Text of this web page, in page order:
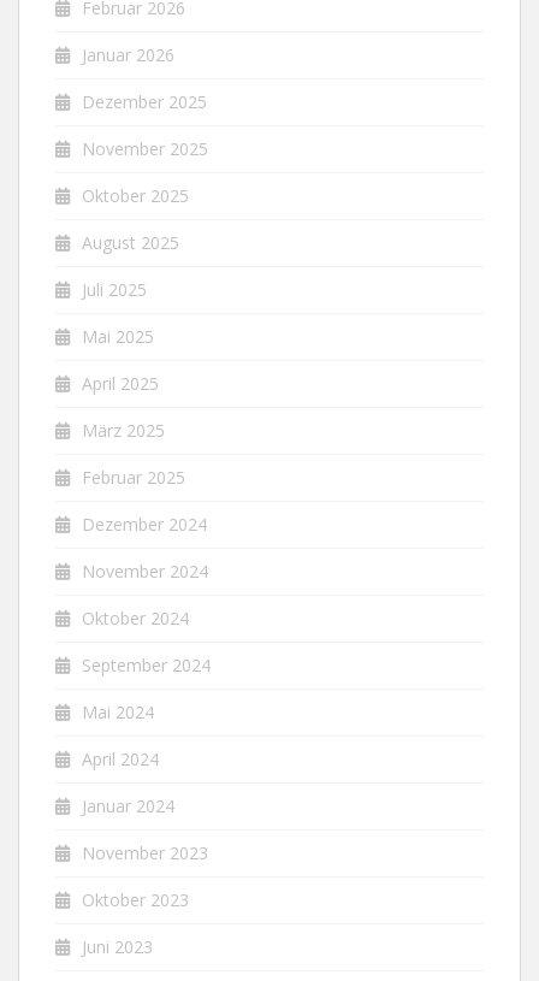
Februar 2026
Januar 2026
Dezember 2025
November 2025
Oktober 2025
August 2025
Juli 2025
Mai 2025
April 2025
März 2025
Februar 2025
Dezember 2024
November 2024
Oktober 2024
September 2024
Mai 2024
April 2024
Januar 2024
November 2023
Oktober 2023
Juni 2023